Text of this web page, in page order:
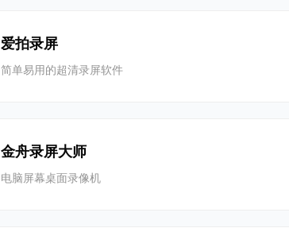
爱拍录屏
简单易用的超清录屏软件
金舟录屏大师
电脑屏幕桌面录像机